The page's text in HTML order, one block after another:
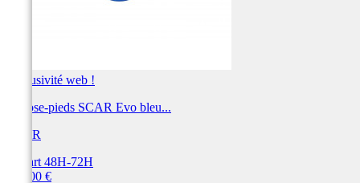
Exclusivité web !
Repose-pieds SCAR Evo bleu...
SCAR
Départ 48H-72H
115,00 €